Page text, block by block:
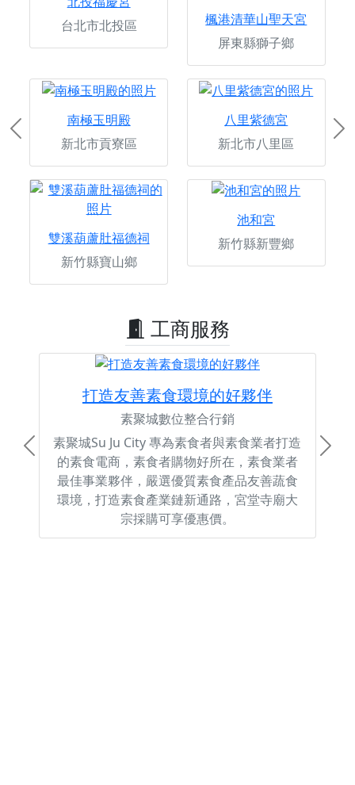
台北市北投區
楓港清華山聖天宮
屏東縣獅子鄉
南極玉明殿
新北市貢寮區
八里紫德宮
新北市八里區
雙溪葫蘆肚福德祠
新竹縣寶山鄉
池和宮
新竹縣新豐鄉
Previous
工商服務
打造友善素食環境的好夥伴
素聚城數位整合行銷
素聚城Su Ju City 專為素食者與素食業者打造
的素食電商，素食者購物好所在，素食業者
最佳事業夥伴，嚴選優質素食產品友善蔬食
環境，打造素食產業鏈新通路，宮堂寺廟大
宗採購可享優惠價。
Previous Next